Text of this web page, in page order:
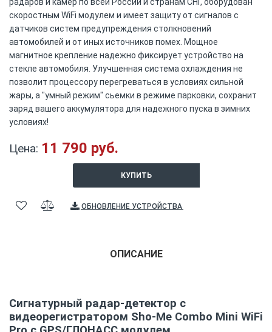
of
the
images
gallery
скоростным WiFi модулем и имеет защиту от сигналов с
датчиков систем предупреждения столкновений
автомобилей и от иных источников помех. Мощное
магнитное крепление надежно фиксирует устройство на
стекле автомобиля. Улучшенная система охлаждения не
позволит процессору перегреваться в условиях сильной
жары, а "умный режим" сьемки в режиме парковки, сохранит
заряд вашего аккумулятора для надежного пуска в зимних
условиях!
Цена: 11 790 руб.
КУПИТЬ
ОБНОВЛЕНИЕ УСТРОЙСТВА
ОПИСАНИЕ
Сигнатурный радар-детектор с
видеорегистратором Sho-Me Combo Mini WiFi